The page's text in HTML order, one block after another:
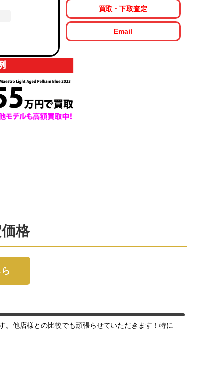
買取・下取査定
Email
格
。他店様との比較でも頑張らせていただきます！特に